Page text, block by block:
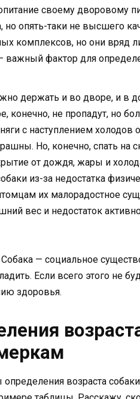
своему дворовому
но опять-таки не высшего
комплексов, но они вряд
важный фактор для
держать и во дворе, и в
конечно, не пропадут, но
с наступлением холодов
Но, конечно, спать на
от дождя, жары и
из-за недостатка
их малорадостное
вес и недостаток
— социальное
Если всего этого не
здоровья.
возраста